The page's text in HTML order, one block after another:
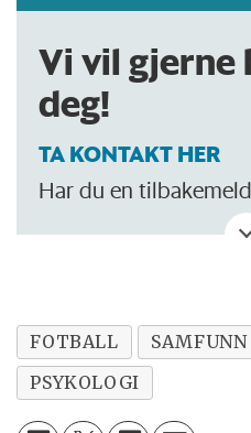
Vi vil gjerne
deg!
TA KONTAKT HER
Har du en
eller kritikk? Eller
FOTBALL SAMFUNN
PSYKOLOGI